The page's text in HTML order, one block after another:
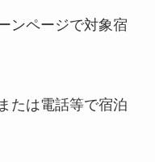
ンページで対象宿
たは電話等で宿泊